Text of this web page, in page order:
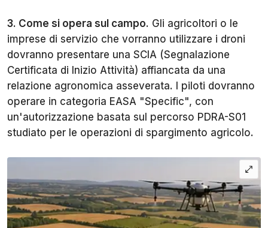
3. Come si opera sul campo. Gli agricoltori o le
imprese di servizio che vorranno utilizzare i droni
dovranno presentare una SCIA (Segnalazione
Certificata di Inizio Attività) affiancata da una
relazione agronomica asseverata. I piloti dovranno
operare in categoria EASA "Specific", con
un'autorizzazione basata sul percorso PDRA-S01
studiato per le operazioni di spargimento agricolo.